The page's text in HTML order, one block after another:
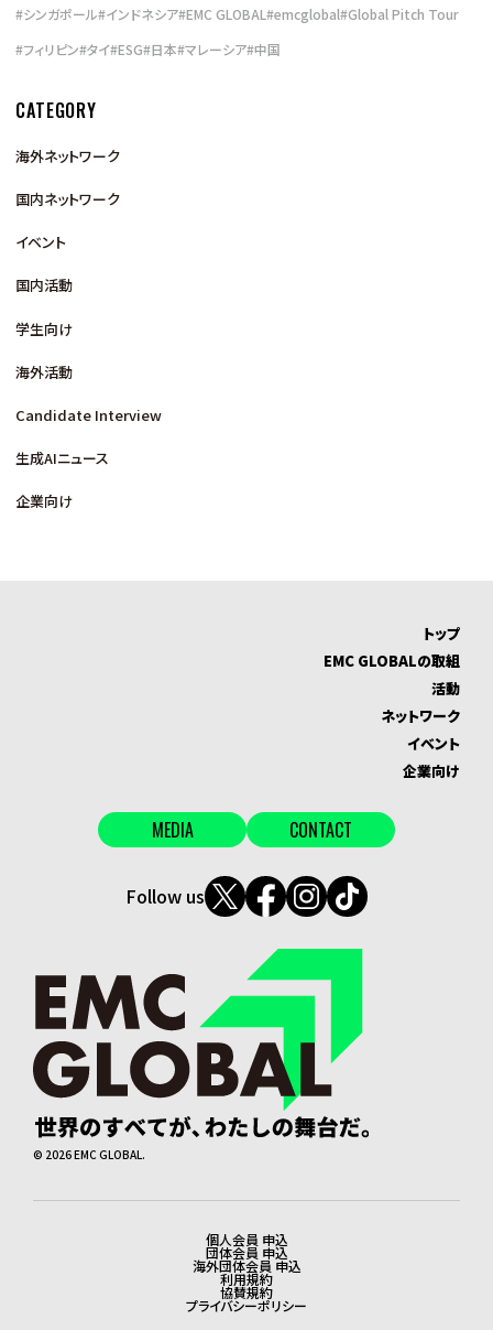
#シンガポール#インドネシア#EMC GLOBAL#emcglobal#Global Pitch Tour
#フィリピン#タイ#ESG#日本#マレーシア#中国
CATEGORY
海外ネットワーク
国内ネットワーク
イベント
国内活動
学生向け
海外活動
Candidate Interview
生成AIニュース
企業向け
© 2026EMC GLOBAL.
トップ
EMC GLOBALの取組
活動
ネットワーク
イベント
企業向け
MEDIA CONTACT
Follow us
個人会員 申込
団体会員 申込
海外団体会員 申込
利用規約
協賛規約
プライバシーポリシー